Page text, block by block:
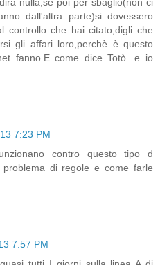
dall'altra parte)si dovessero
controllo che hai citato,digli che
gli affari loro,perchè è questo
fanno.E come dice Totò...e io
7:23 PM
contro questo tipo d
di regole e come farle
7:57 PM